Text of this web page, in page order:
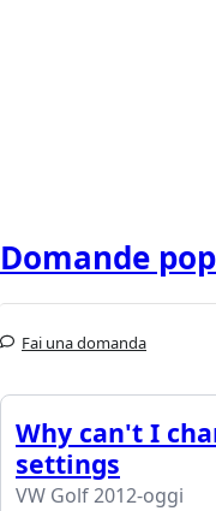
Domande
Fai una domanda
Why can't I
settings
VW Golf 2012-oggi